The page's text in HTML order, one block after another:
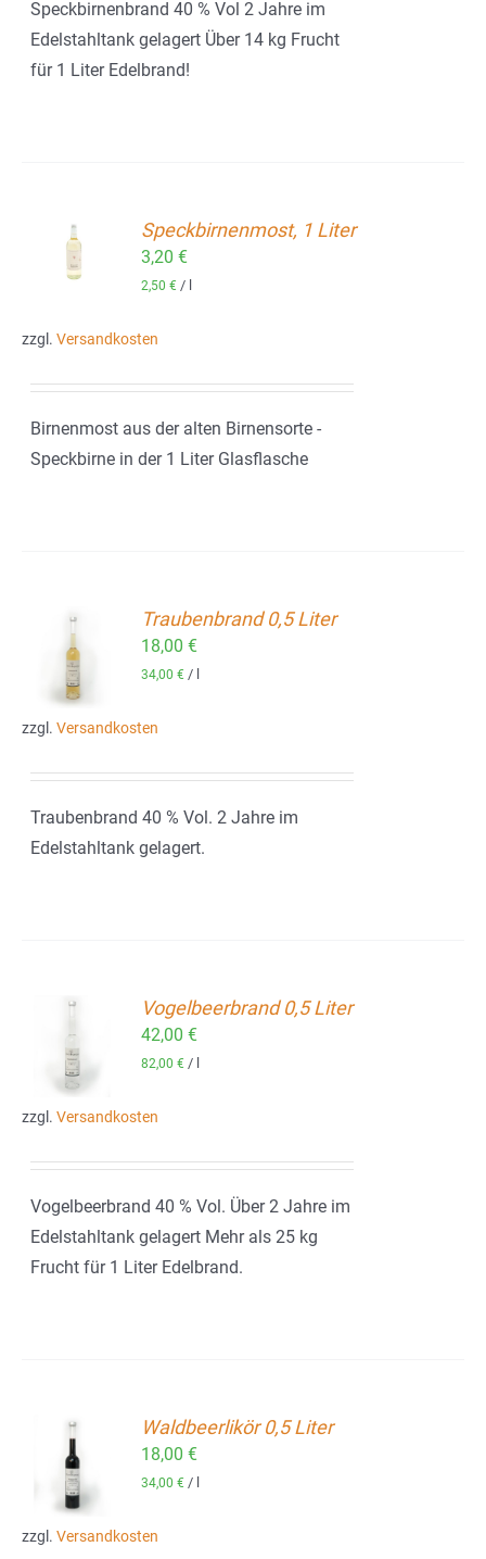
Speckbirnenbrand 40 % Vol 2 Jahre im
Edelstahltank gelagert Über 14 kg Frucht
für 1 Liter Edelbrand!
Speckbirnenmost, 1 Liter
3,20€
2,50€ /
zzgl. Versandkosten
Birnenmost aus der alten Birnensorte -
Speckbirne in der 1 Liter Glasflasche
Traubenbrand 0,5 Liter
18,00€
34,00€ /
zzgl. Versandkosten
Traubenbrand 40 % Vol. 2 Jahre im
Edelstahltank gelagert.
Vogelbeerbrand 0,5 Liter
42,00€
82,00€ /
zzgl. Versandkosten
Vogelbeerbrand 40 % Vol. Über 2 Jahre im
Edelstahltank gelagert Mehr als 25 kg
Frucht für 1 Liter Edelbrand.
Waldbeerlikör 0,5 Liter
18,00€
34,00€ /
zzgl. Versandkosten